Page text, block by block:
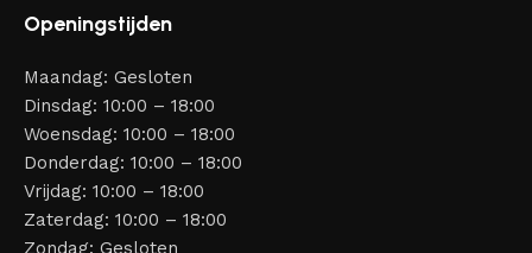
Openingstijden
Maandag: Gesloten
Dinsdag: 10:00 – 18:00
Woensdag: 10:00 – 18:00
Donderdag: 10:00 – 18:00
Vrijdag: 10:00 – 18:00
Zaterdag: 10:00 – 18:00
Zondag: Gesloten